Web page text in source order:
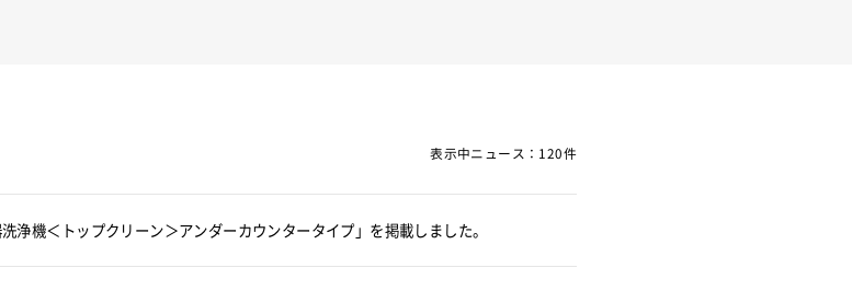
表示中ニュース：120件
浄機＜トップクリーン＞アンダーカウンタータイプ」を掲載しました。